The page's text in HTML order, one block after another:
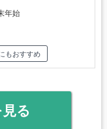
年始
もおすすめ
る